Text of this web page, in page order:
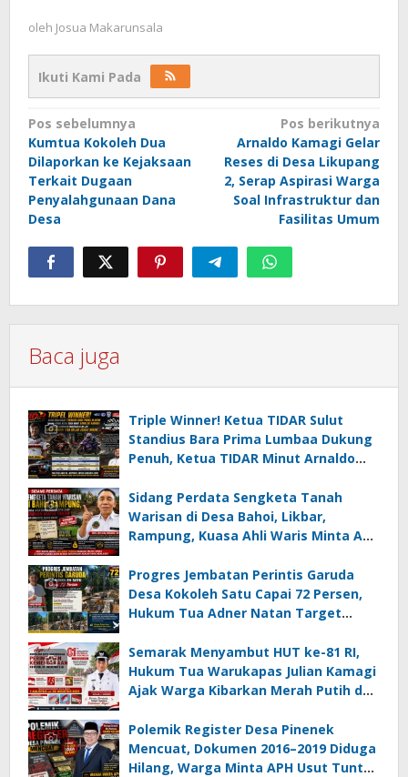
oleh Josua Makarunsala
Ikuti Kami Pada
Navigasi
pos
Pos sebelumnya
Kumtua Kokoleh Dua
Dilaporkan ke Kejaksaan
Terkait Dugaan
Penyalahgunaan Dana
Desa
Pos berikutnya
Arnaldo Kamagi Gelar
Reses di Desa Likupang
2, Serap Aspirasi Warga
Soal Infrastruktur dan
Fasilitas Umum
Baca juga
Triple Winner! Ketua TIDAR Sulut
Standius Bara Prima Lumbaa Dukung
Penuh, Ketua TIDAR Minut Arnaldo
05 MC JOE Sapu Bersih Tiga Gelar
Juara Umum
Sidang Perdata Sengketa Tanah
Warisan di Desa Bahoi, Likbar,
Rampung, Kuasa Ahli Waris Minta APH
Korupsi Dandes
Progres Jembatan Perintis Garuda
Desa Kokoleh Satu Capai 72 Persen,
Hukum Tua Adner Natan Target
Semarak Menyambut HUT ke-81 RI,
Hukum Tua Warukapas Julian Kamagi
Ajak Warga Kibarkan Merah Putih dan
Polemik Register Desa Pinenek
Mencuat, Dokumen 2016–2019 Diduga
Hilang, Warga Minta APH Usut Tuntas